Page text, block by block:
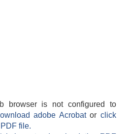
browser is not configured to
adobe Acrobatorclick
file.